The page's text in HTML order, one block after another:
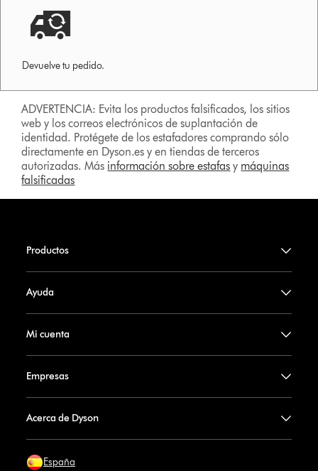
Devuelve tu pedido.
ADVERTENCIA: Evita los productos falsificados, los sitios
web y los correos electrónicos de suplantación de
identidad. Protégete de los estafadores comprando sólo
directamente en Dyson.es y en tiendas de terceros
autorizadas. Más información sobre estafas y máquinas
falsificadas
Productos
Ayuda
Mi cuenta
Empresas
Acerca de Dyson
España